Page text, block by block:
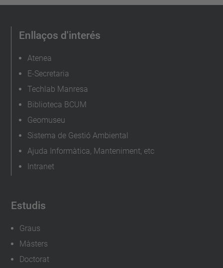
Estudis
Graus
Màsters
Doctorat
Enllaços d'interés
Atenea
E-Secretaria
Techlab Manresa
Biblioteca BCUM
Geomuseu
Sistema de Gestió Ambiental
Ajuda Informàtica, Manteniment, etc
Intranet